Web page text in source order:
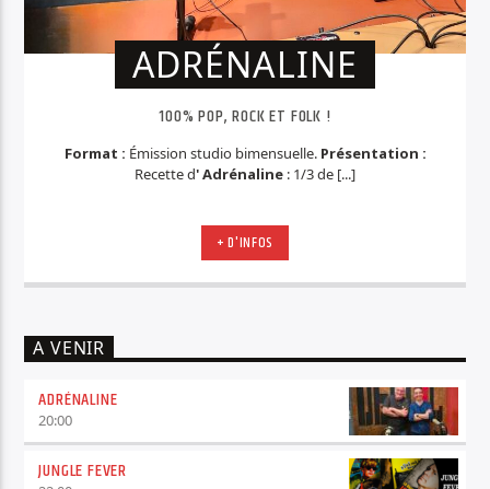
ADRÉNALINE
100% POP, ROCK ET FOLK !
Format : Émission studio bimensuelle. Présentation :
Recette d' Adrénaline : 1/3 de [...]
+ D'INFOS
A VENIR
ADRÉNALINE
20:00
JUNGLE FEVER